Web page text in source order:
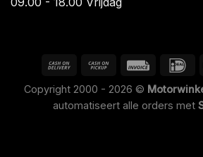
Copyright 2000 - 2026 ©
automatiseert alle orders met